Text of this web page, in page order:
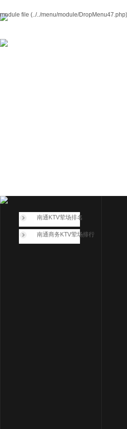
module file (../../menu/module/
南通KTV荤场排名
南通商务KTV荤场排行